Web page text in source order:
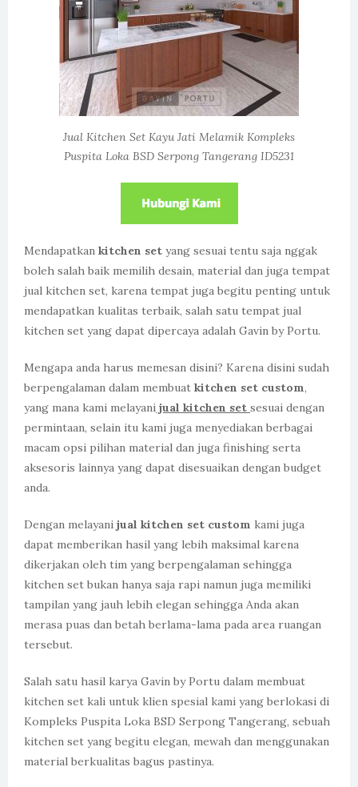
Jual Kitchen Set Kayu Jati Melamik Kompleks
Puspita Loka BSD Serpong Tangerang ID5231
Mendapatkan kitchen set yang sesuai tentu saja nggak
boleh salah baik memilih desain, material dan juga tempat
jual kitchen set, karena tempat juga begitu penting untuk
mendapatkan kualitas terbaik, salah satu tempat jual
kitchen set yang dapat dipercaya adalah Gavin by Portu.
Mengapa anda harus memesan disini? Karena disini sudah
berpengalaman dalam membuat kitchen set custom,
yang mana kami melayani jual kitchen set sesuai dengan
permintaan, selain itu kami juga menyediakan berbagai
macam opsi pilihan material dan juga finishing serta
aksesoris lainnya yang dapat disesuaikan dengan budget
anda.
Dengan melayani jual kitchen set custom kami juga
dapat memberikan hasil yang lebih maksimal karena
dikerjakan oleh tim yang berpengalaman sehingga
kitchen set bukan hanya saja rapi namun juga memiliki
tampilan yang jauh lebih elegan sehingga Anda akan
merasa puas dan betah berlama-lama pada area ruangan
tersebut.
Salah satu hasil karya Gavin by Portu dalam membuat
kitchen set kali untuk klien spesial kami yang berlokasi di
Kompleks Puspita Loka BSD Serpong Tangerang, sebuah
kitchen set yang begitu elegan, mewah dan menggunakan
material berkualitas bagus pastinya.